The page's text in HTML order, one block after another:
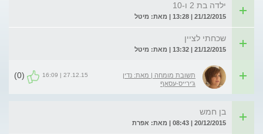
ילדה בת 2 ו-10
21/12/2015 | 13:28 | מאת: מיטל
שכחתי לציין
21/12/2015 | 13:32 | מאת: מיטל
תשובת מומחה | מאת: נדין
ג'ירייס-עסאף
27.12.15 | 16:09
(0)
בן חמש
20/12/2015 | 08:43 | מאת: אפרת